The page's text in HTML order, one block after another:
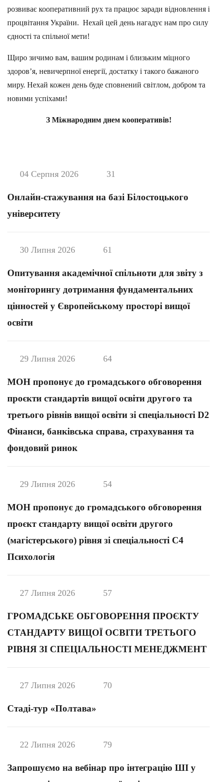
розвиває кооперативний рух та працює заради відновлення і
процвітання України. Нехай цей день нагадує нам про силу
єдності та спільної мети!
Щиро зичимо вам, вашим родинам і близьким міцного
здоров’я, невичерпної енергії, достатку і такого бажаного
миру. Нехай кожен день буде сповнений світлом, добром та
новими успіхами!
З Міжнародним днем кооперативів!
04 Серпня 2026 31
Онлайн-стажування на базі Білостоцького
університету
30 Липня 2026 61
Опитування академічної спільноти для звіту з
моніторингу дотримання фундаментальних
цінностей у Європейському просторі вищої
освіти
29 Липня 2026 64
МОН пропонує до громадського обговорення
проєкти стандартів вищої освіти другого та
третього рівнів вищої освіти зі спеціальності D2
Фінанси, банківська справа, страхування та
фондовий ринок
29 Липня 2026 54
МОН пропонує до громадського обговорення
проєкт стандарту вищої освіти другого
(магістерського) рівня зі спеціальності С4
Психологія
27 Липня 2026 57
ГРОМАДСЬКЕ ОБГОВОРЕННЯ ПРОЄКТУ
СТАНДАРТУ ВИЩОЇ ОСВІТИ ТРЕТЬОГО
РІВНЯ ЗІ СПЕЦІАЛЬНОСТІ МЕНЕДЖМЕНТ
27 Липня 2026 70
Стаді-тур «Полтава»
22 Липня 2026 79
Запрошуємо на вебінар про інтеграцію ШІ у